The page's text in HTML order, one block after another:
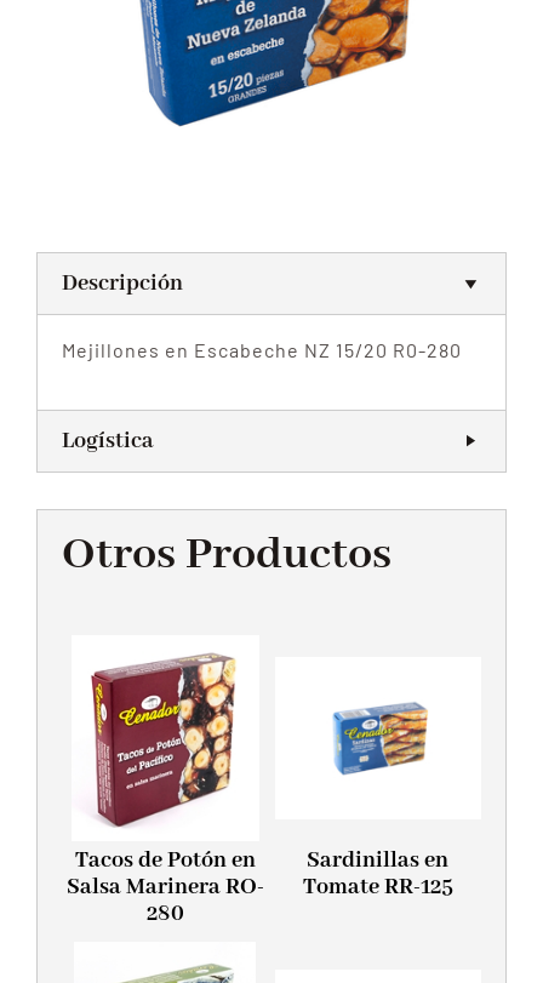
Descripción
Mejillones en Escabeche NZ 15/20 R0-280
Logística
Otros Productos
Tacos de Potón en
Salsa Marinera RO-
280
Sardinillas en
Tomate RR-125